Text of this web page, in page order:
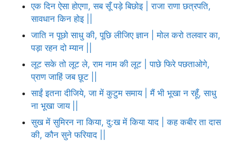
एक दिन ऐसा होएगा, सब सूँ पड़े बिछोइ | राजा राणा छत्रपति,
सावधान किन होइ ||
जाति न पूछो साधु की, पूछि लीजिए ज्ञान | मोल करो तलवार का,
पड़ा रहन दो म्यान ||
लूट सके तो लूट ले, राम नाम की लूट | पाछे फिरे पछताओगे,
प्राण जाहिं जब छूट ||
साईं इतना दीजिये, जा में कुटुम समाय | मैं भी भूखा न रहूँ, साधु
ना भूखा जाय ||
सुख में सुमिरन ना किया, दु:ख में किया याद | कह कबीर ता दास
की, कौन सुने फरियाद ||